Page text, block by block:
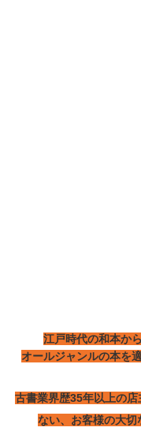
江戸時代の和本か
オールジャンルの本を
古書業界歴35年以上の
ない、お客様の大切